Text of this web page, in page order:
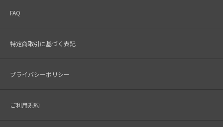
FAQ
特定商取引に基づく表記
プライバシーポリシー
ご利用規約